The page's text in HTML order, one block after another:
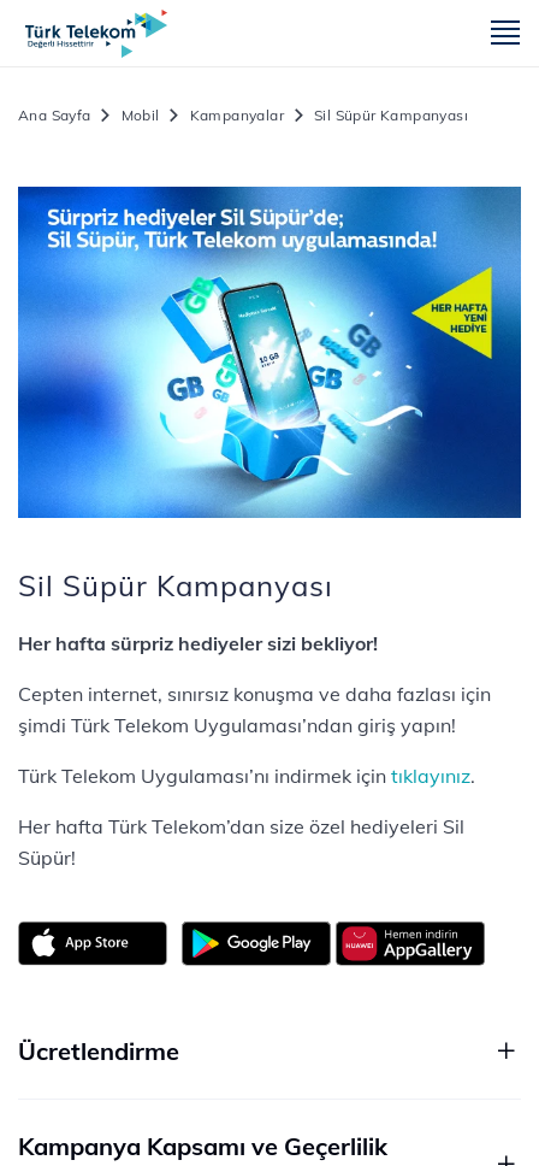
Ana Sayfa Mobil Kampanyalar Sil Süpür Kampanyası
Sil Süpür Kampanyası
Her hafta sürpriz hediyeler sizi bekliyor!
Cepten internet, sınırsız konuşma ve daha fazlası için
şimdi Türk Telekom Uygulaması’ndan giriş yapın!
Türk Telekom Uygulaması’nı indirmek için tıklayınız.
Her hafta Türk Telekom’dan size özel hediyeleri Sil
Süpür!
Ücretlendirme
Kampanya Kapsamı ve Geçerlilik